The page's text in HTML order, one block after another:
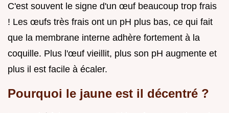
C'est souvent le signe d'un œuf beaucoup trop frais
! Les œufs très frais ont un pH plus bas, ce qui fait
que la membrane interne adhère fortement à la
coquille. Plus l'œuf vieillit, plus son pH augmente et
plus il est facile à écaler.
Pourquoi le jaune est il décentré ?